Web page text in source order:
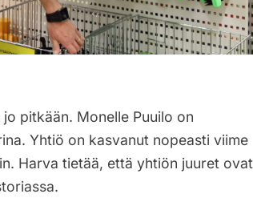
pitkään. Monelle Puuilo on
Yhtiö on kasvanut nopeasti viime
Harva tietää, että yhtiön juuret ovat